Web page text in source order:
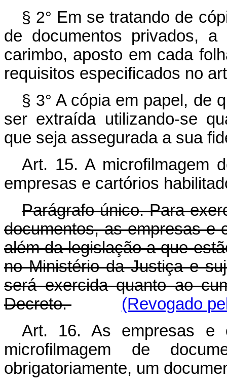
§ 2° Em se tratando de
de documentos privados,
carimbo, aposto em cada
requisitos especificados no
§ 3° A cópia em papel, de
ser extraída utilizando-se
que seja assegurada a sua
Art. 15. A microfilmagem
empresas e cartórios
Parágrafo único. Para
documentos, as empresas e
além da legislação a que
no Ministério da Justiça e
será exercida quanto ao
Decreto.
(Revogado
Art. 16. As empresas e
microfilmagem de
obrigatoriamente, um